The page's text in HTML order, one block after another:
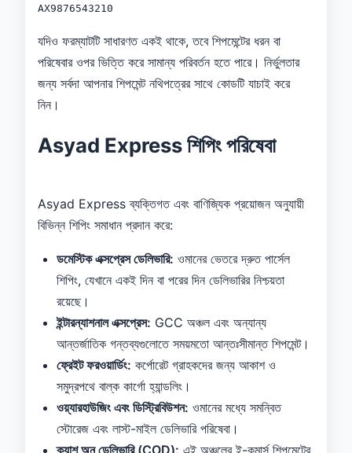
AX9876543210
যদিও ফরম্যাটটি সাধারণত একই থাকে, তবে শিপমেন্টের ধরন বা
পরিষেবার ওপর ভিত্তি করে সামান্য পরিবর্তন হতে পারে। নির্ভুলতার
জন্য সর্বদা আপনার শিপমেন্ট নথিপত্রের সাথে কোডটি যাচাই করে
নিন।
Asyad Express শিপিং পরিষেবা
Asyad Express ব্যক্তিগত এবং বাণিজ্যিক প্রয়োজন অনুযায়ী
বিভিন্ন শিপিং সমাধান প্রদান করে:
ডমেস্টিক এক্সপ্রেস ডেলিভারি: ওমানের ভেতরে দ্রুত পার্সেল
শিপিং, যেখানে একই দিন বা পরের দিন ডেলিভারির নিশ্চয়তা
রয়েছে।
ইন্টারন্যাশনাল এক্সপ্রেস: GCC অঞ্চল এবং অন্যান্য
আন্তর্জাতিক গন্তব্যগুলোতে সময়মতো আন্তঃসীমান্ত শিপমেন্ট।
ফ্রেইট ফরওয়ার্ডিং: কর্পোরেট গ্রাহকদের জন্য আকাশ ও
সমুদ্রপথে বাল্ক কার্গো হ্যান্ডলিং।
ওয়্যারহাউজিং এবং ডিস্ট্রিবিউশন: ওমানের মধ্যে সমন্বিত
স্টোরেজ এবং লাস্ট-মাইল ডেলিভারি পরিষেবা।
ক্যাশ অন ডেলিভারি (COD): এই অঞ্চলের ই-কমার্স শিপমেন্টের